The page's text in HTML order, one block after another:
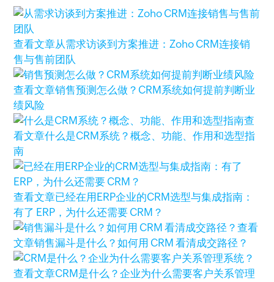
查看文章从需求访谈到方案推进：Zoho CRM连接销
售与售前团队
查看文章销售预测怎么做？CRM系统如何提前判断业
绩风险
查
看文章什么是CRM系统？概念、功能、作用和选型指
南
查看文章已经在用ERP企业的CRM选型与集成指南：
有了 ERP，为什么还需要 CRM？
查看
文章销售漏斗是什么？如何用 CRM 看清成交路径？
查看文章CRM是什么？企业为什么需要客户关系管理